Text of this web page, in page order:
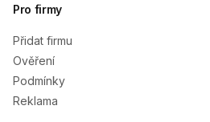
Pro firmy
Přidat firmu
Ověření
Podmínky
Reklama